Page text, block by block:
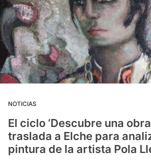
NOTICIAS
El ciclo ‘Descubre una
traslada a Elche para
pintura de la artista Pola